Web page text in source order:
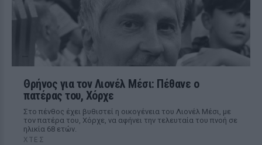
Θρήνος για τον Λιονέλ Μέσι: Πέθανε ο
πατέρας του, Χόρχε
Στο πένθος έχει βυθιστεί η οικογένεια του Λιονέλ Μέσι, με
τον πατέρα του, Χόρχε, να αφήνει την τελευταία του πνοή σε
ηλικία 68 ετών.
ΧΤΕΣ